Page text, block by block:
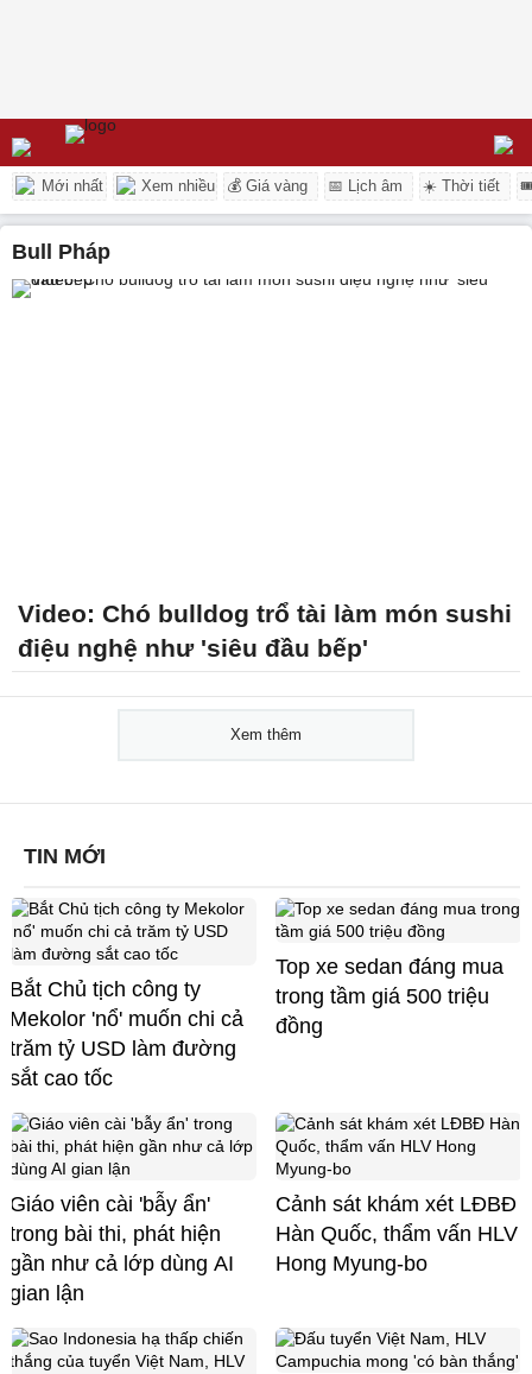
Mới nhất Xem nhiều 💰 Giá vàng 📅 Lịch âm ☀️ Thời tiết
Bull Pháp
Video: Chó bulldog trổ tài làm món sushi
điệu nghệ như 'siêu đầu bếp'
Xem thêm
TIN MỚI
Bắt Chủ tịch công ty
Mekolor 'nổ' muốn chi cả
trăm tỷ USD làm đường
sắt cao tốc
Top xe sedan đáng mua
trong tầm giá 500 triệu
đồng
Giáo viên cài 'bẫy ẩn'
trong bài thi, phát hiện
gần như cả lớp dùng AI
gian lận
Cảnh sát khám xét LĐBĐ
Hàn Quốc, thẩm vấn HLV
Hong Myung-bo